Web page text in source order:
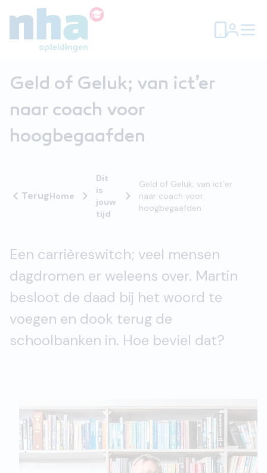
Geld of Geluk; van ict’er
naar coach voor
hoogbegaafden
TerugHome
Dit
is
jouw
tijd
Geld of Geluk; van ict’er
naar coach voor
hoogbegaafden
Een carrièreswitch; veel mensen
dagdromen er weleens over. Martin
besloot de daad bij het woord te
voegen en dook terug de
schoolbanken in. Hoe beviel dat?